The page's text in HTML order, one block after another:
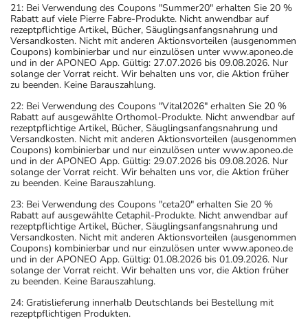
21: Bei Verwendung des Coupons "Summer20" erhalten Sie 20 %
Rabatt auf viele Pierre Fabre-Produkte. Nicht anwendbar auf
rezeptpflichtige Artikel, Bücher, Säuglingsanfangsnahrung und
Versandkosten. Nicht mit anderen Aktionsvorteilen (ausgenommen
Coupons) kombinierbar und nur einzulösen unter www.aponeo.de
und in der APONEO App. Gültig: 27.07.2026 bis 09.08.2026. Nur
solange der Vorrat reicht. Wir behalten uns vor, die Aktion früher
zu beenden. Keine Barauszahlung.
22: Bei Verwendung des Coupons "Vital2026" erhalten Sie 20 %
Rabatt auf ausgewählte Orthomol-Produkte. Nicht anwendbar auf
rezeptpflichtige Artikel, Bücher, Säuglingsanfangsnahrung und
Versandkosten. Nicht mit anderen Aktionsvorteilen (ausgenommen
Coupons) kombinierbar und nur einzulösen unter www.aponeo.de
und in der APONEO App. Gültig: 29.07.2026 bis 09.08.2026. Nur
solange der Vorrat reicht. Wir behalten uns vor, die Aktion früher
zu beenden. Keine Barauszahlung.
23: Bei Verwendung des Coupons "ceta20" erhalten Sie 20 %
Rabatt auf ausgewählte Cetaphil-Produkte. Nicht anwendbar auf
rezeptpflichtige Artikel, Bücher, Säuglingsanfangsnahrung und
Versandkosten. Nicht mit anderen Aktionsvorteilen (ausgenommen
Coupons) kombinierbar und nur einzulösen unter www.aponeo.de
und in der APONEO App. Gültig: 01.08.2026 bis 01.09.2026. Nur
solange der Vorrat reicht. Wir behalten uns vor, die Aktion früher
zu beenden. Keine Barauszahlung.
24: Gratislieferung innerhalb Deutschlands bei Bestellung mit
rezeptpflichtigen Produkten.